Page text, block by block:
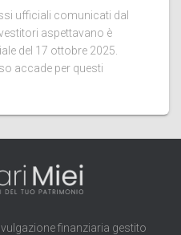
ufficiali comunicati dal
aspettavano è
del 17 ottobre 2025.
accade per questi
finanziaria gestito